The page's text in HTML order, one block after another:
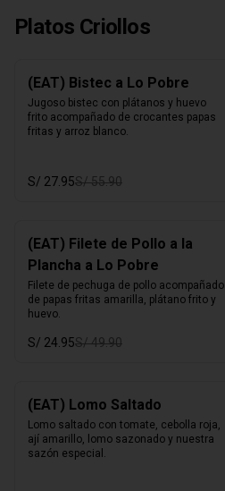
Platos Criollos
(EAT) Bistec a Lo Pobre
Jugoso bistec con plátanos y huevo
frito acompañado de crocantes papas
fritas y arroz blanco.
S/ 27.95S/ 55.90
(EAT) Filete de Pollo a la
Plancha a Lo Pobre
Filete de pechuga de pollo acompañado
de papas fritas amarilla, plátano frito y
huevo.
S/ 24.95S/ 49.90
(EAT) Lomo Saltado
Lomo saltado con tomate, cebolla roja,
ají amarillo, lomo sazonado y nuestra
sazón especial.